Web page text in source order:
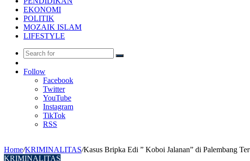
EKONOMI
POLITIK
MOZAIK ISLAM
LIFESTYLE
Search
Article
Follow
Facebook
Twitter
YouTube
Instagram
TikTok
RSS
Home/KRIMINALITAS/Kasus Bripka Edi ” Koboi Jalanan” di Palembang
KRIMINALITAS